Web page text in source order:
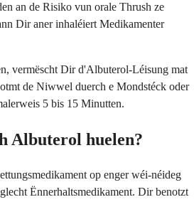
an de Risiko vun orale Thrush ze
Dir aner inhaléiert Medikamenter
vermëscht Dir d'Albuterol-Léisung mat
de Niwwel duerch e Mondstéck oder
5 bis 15 Minutten.
Albuterol huelen?
op enger wéi-néideg
Ënnerhaltsmedikament. Dir benotzt